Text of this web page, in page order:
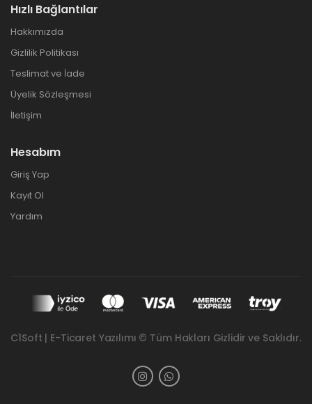
Hızlı Bağlantılar
Hakkımızda
Gizlilik Politikası
Teslimat ve İade
Üyelik Sözleşmesi
İletişim
Hesabım
Giriş Yap
Kayıt Ol
Yardım
C1Soft | E-Ticaret Yazılımı © Tüm Hakları Gizlidir ve Saklıdır.